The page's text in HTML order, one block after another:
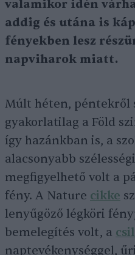
valamikor idén
addig és utána is
fényekben lesz
napviharok miatt.
Múlt héten, péntekről
gyakorlatilag a Föld
így hazánkban is, a
alacsonyabb
megfigyelhető volt a
fény. A Nature cikke
lenyűgöző légköri
bemelegítés volt, a
naptevékenységgel,